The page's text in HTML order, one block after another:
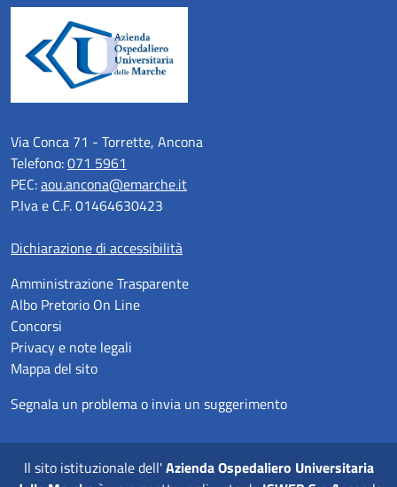
Via Conca 71 - Torrette, Ancona
Telefono:071 5961
PEC:aou.ancona@emarche.it
P.Iva e C.F. 01464630423
Dichiarazione di accessibilità
Amministrazione Trasparente
Albo Pretorio On Line
Concorsi
Privacy e note legali
Mappa del sito
Segnala un problema o invia un suggerimento
Il sito istituzionale dell'Azienda Ospedaliero Universitaria